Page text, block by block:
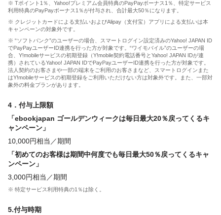
※ Tポイント1％、Yahoo!プレミアム会員特典のPayPayボーナス1％、特定サービス
利用特典のPayPayボーナス1％が付与され、合計最大50％になります。
※ クレジットカードによる支払いおよびAlipay（支付宝）アプリによる支払いは本
キャンペーンの対象外です。
※ “ソフトバンク”のユーザーの場合、スマートログイン設定済みのYahoo! JAPAN ID
でPayPayユーザーID連携を行った方が対象です。“ワイモバイル”のユーザーの場
合、Y!mobileサービスの初期登録（Y!mobile契約電話番号とYahoo! JAPAN IDが連
携）されているYahoo! JAPAN IDでPayPayユーザーID連携を行った方が対象です。
法人契約のお客さまや一部の端末をご利用のお客さまなど、スマートログインまた
はY!mobileサービスの初期登録をご利用いただけない方は対象外です。また、一部対
象外の料金プランがあります。
4．付与上限額
「ebookjapan ゴールデンウィークは毎日最大20％戻ってくるキ
ャンペーン」
10,000円相当／期間
「初めてのお客様は期間中何度でも毎日最大50％戻ってくるキャ
ンペーン」
3,000円相当／期間
※ 特定サービス利用特典の1％は除く。
5.付与時期